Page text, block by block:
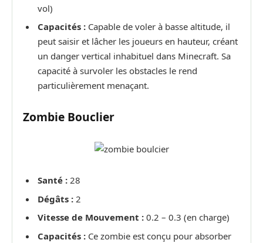
vol)
Capacités : Capable de voler à basse altitude, il
peut saisir et lâcher les joueurs en hauteur, créant
un danger vertical inhabituel dans Minecraft. Sa
capacité à survoler les obstacles le rend
particulièrement menaçant.
Zombie Bouclier
Santé : 28
Dégâts : 2
Vitesse de Mouvement : 0.2 – 0.3 (en charge)
Capacités : Ce zombie est conçu pour absorber